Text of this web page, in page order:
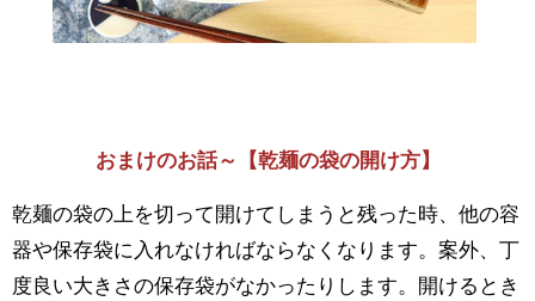
おまけのお話～【乾麺の袋の開け方】
乾麺の袋の上を切って開けてしまうと残った時、他の容
器や保存袋に入れなければならなくなります。案外、丁
度良い大きさの保存袋がなかったりします。開けるとき